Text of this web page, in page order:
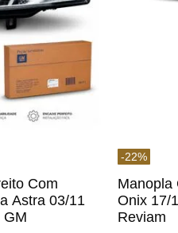
Com
Astra 03/11
GM
-22%
Manopla
Onix 17/
Reviam